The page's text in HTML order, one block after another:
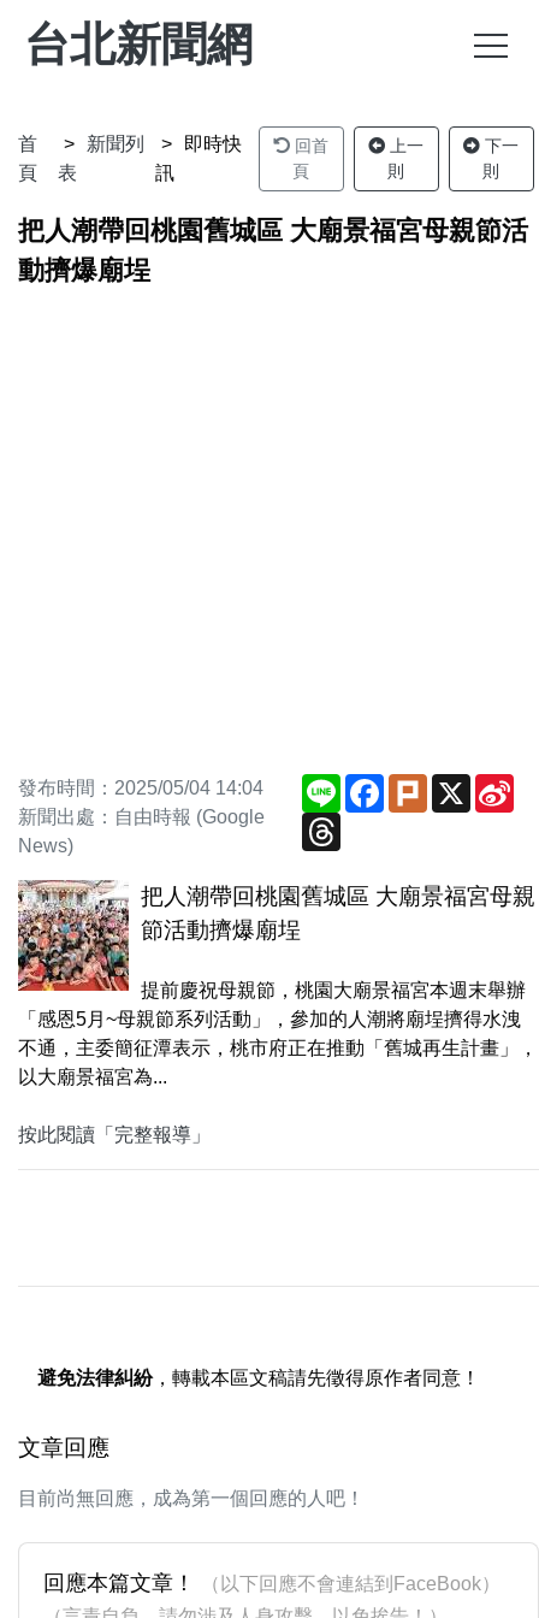
台北新聞網
首
頁
新聞列
表
即時快
訊
回首
頁
上一
則
下一
則
把人潮帶回桃園舊城區 大廟景福宮母親節活
動擠爆廟埕
發布時間：2025/05/04 14:04
新聞出處：自由時報 (Google
News)
Line Facebook
Plurk X
把人潮帶回桃園舊城區 大廟景福宮母親
節活動擠爆廟埕
提前慶祝母親節，桃園大廟景福宮本週末舉辦
「感恩5月~母親節系列活動」，參加的人潮將廟埕擠得水洩
不通，主委簡征潭表示，桃市府正在推動「舊城再生計畫」，
以大廟景福宮為...
按此閱讀「完整報導」
避免法律糾紛，轉載本區文稿請先徵得原作者同意！
文章回應
目前尚無回應，成為第一個回應的人吧！
回應本篇文章！
（以下回應不會連結到FaceBook）